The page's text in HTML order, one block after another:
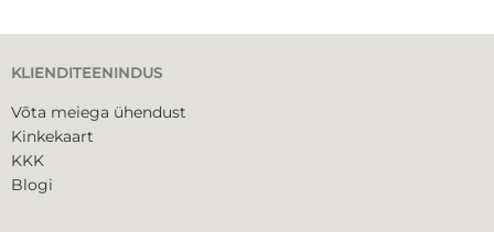
KLIENDITEENINDUS
Võta meiega ühendust
Kinkekaart
KKK
Blogi